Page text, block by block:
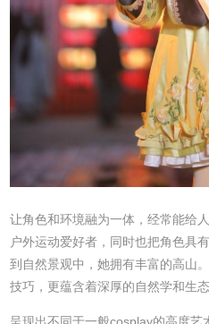
让角色和环境融为一体，经常能给
户外运动爱好者，同时也把角色具
到自然景观中，她拥有丰富的高山
技巧，更蕴含着深厚的自然学和生态
呈现出不同于一般cosplay的高度艺